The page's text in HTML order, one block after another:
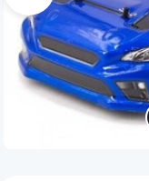
Дополнительный
WhatsApp/
Есть вопрос?